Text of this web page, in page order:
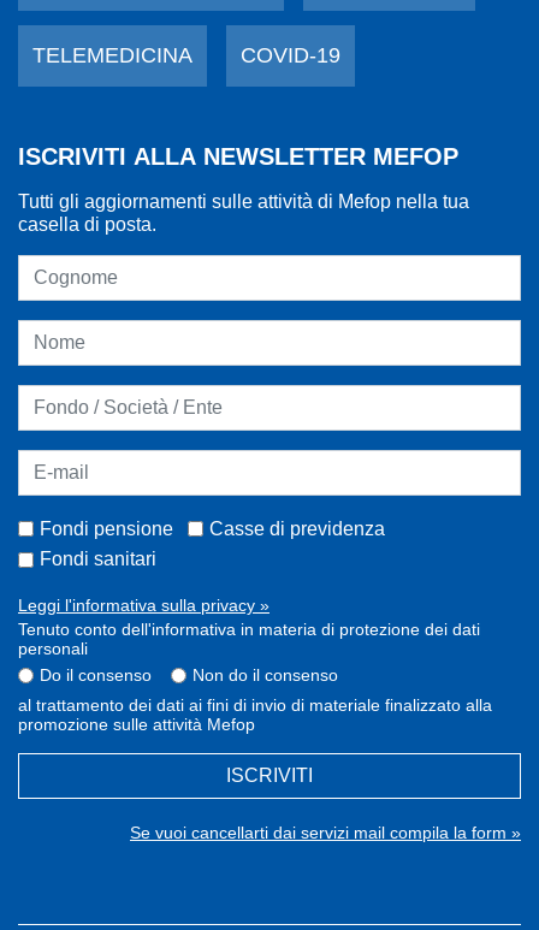
TELEMEDICINA COVID-19
ISCRIVITI ALLA NEWSLETTER MEFOP
Tutti gli aggiornamenti sulle attività di Mefop nella tua
casella di posta.
Fondi pensione
Casse di previdenza
Fondi sanitari
Leggi l'informativa sulla privacy »
Tenuto conto dell'informativa in materia di protezione dei dati
personali
Do il consenso
Non do il consenso
al trattamento dei dati ai fini di invio di materiale finalizzato alla
promozione sulle attività Mefop
ISCRIVITI
Se vuoi cancellarti dai servizi mail compila la form »